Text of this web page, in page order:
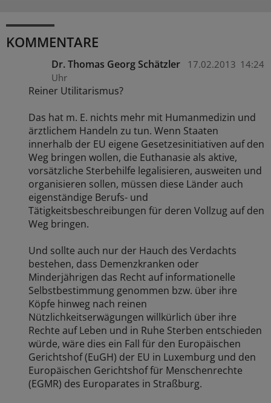
KOMMENTARE
Dr. Thomas Georg Schätzler 17.02.2013 14:24
Uhr
Reiner Utilitarismus?
Das hat m. E. nichts mehr mit Humanmedizin und
ärztlichem Handeln zu tun. Wenn Staaten
innerhalb der EU eigene Gesetzesinitiativen auf den
Weg bringen wollen, die Euthanasie als aktive,
vorsätzliche Sterbehilfe legalisieren, ausweiten und
organisieren sollen, müssen diese Länder auch
eigenständige Berufs- und
Tätigkeitsbeschreibungen für deren Vollzug auf den
Weg bringen.
Und sollte auch nur der Hauch des Verdachts
bestehen, dass Demenzkranken oder
Minderjährigen das Recht auf informationelle
Selbstbestimmung genommen bzw. über ihre
Köpfe hinweg nach reinen
Nützlichkeitserwägungen willkürlich über ihre
Rechte auf Leben und in Ruhe Sterben entschieden
würde, wäre dies ein Fall für den Europäischen
Gerichtshof (EuGH) der EU in Luxemburg und den
Europäischen Gerichtshof für Menschenrechte
(EGMR) des Europarates in Straßburg.